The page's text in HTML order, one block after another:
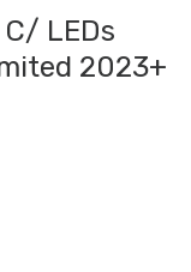
LEDs
2023+